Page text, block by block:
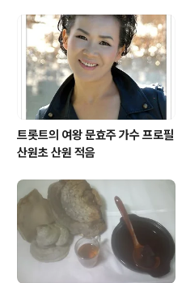
트롯트의 여왕 문효주 가수 프로필
산원초 산원 적음